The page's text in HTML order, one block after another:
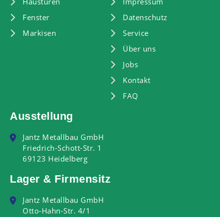
Fenster
Markisen
Datenschutz
Service
Über uns
Jobs
Kontakt
FAQ
Ausstellung
Jantz Metallbau GmbH
Friedrich-Schott-Str. 1
69123 Heidelberg
Lager & Firmensitz
Jantz Metallbau GmbH
Otto-Hahn-Str. 4/1